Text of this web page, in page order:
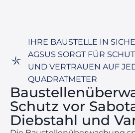
IHRE BAUSTELLE IN
AGSUS SORGT FÜR
UND VERTRAUEN AUF
QUADRATMETER
Schutz vor
Diebstahl und